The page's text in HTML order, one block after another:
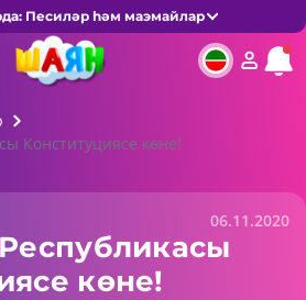
Песиләр һәм маэмайлар
Конституциясе көне!
06.11.2020
көне!